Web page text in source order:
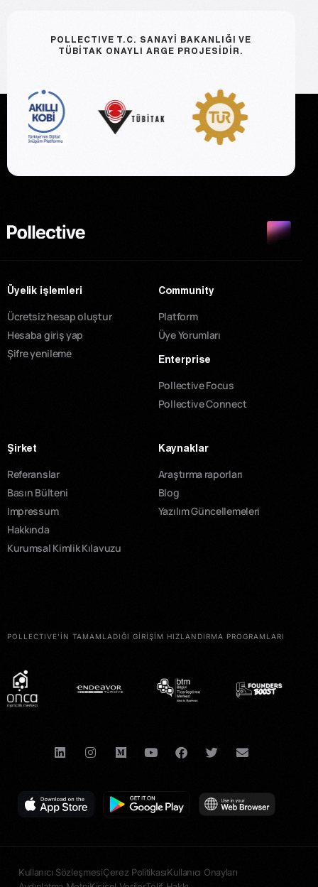
POLLECTIVE T.C. SANAYİ BAKANLIĞI VE
TÜBİTAK ONAYLI ARGE PROJESİDİR.
Üyelik işlemleri
Ücretsiz hesap oluştur
Hesaba giriş yap
Şifre yenileme
Community
Platform
Üye Yorumları
Enterprise
Pollective Focus
Pollective Connect
Şirket
Referanslar
Basın Bülteni
Impressum
Hakkında
Kurumsal Kimlik Kılavuzu
Kaynaklar
Araştırma raporları
Blog
Yazılım Güncellemeleri
POLLECTIVE'İN TAMAMLADIĞI GİRİŞİM HIZLANDIRMA PROGRAMLARI
Kullanıcı SözleşmesiÇerez PolitikasıKullanıcı Onayları